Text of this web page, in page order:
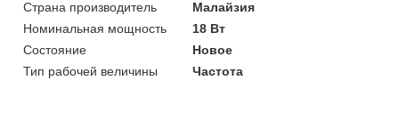
Страна производитель
Малайзия
Номинальная мощность
18 Вт
Состояние
Новое
Тип рабочей величины
Частота